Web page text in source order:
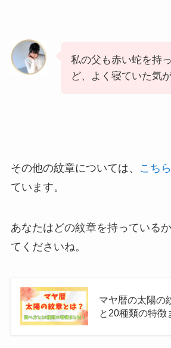
私の父も赤い蛇を持
ど、よく寝ていた気
その他の紋章については、 こち
ています。
あなたはどの紋章を持っている
てくださいね。
マヤ暦の太陽の
と20種類の特徴